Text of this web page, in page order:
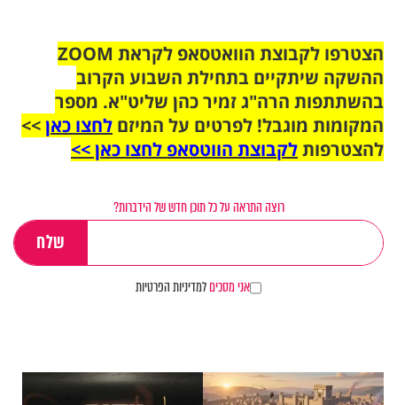
הצטרפו לקבוצת הוואטסאפ לקראת ZOOM
ההשקה שיתקיים בתחילת השבוע הקרוב
בהשתתפות הרה"ג זמיר כהן שליט"א. מספר
המקומות מוגבל! לפרטים על המיזם לחצו כאן>>
להצטרפותלקבוצת הווטסאפ לחצו כאן >>
רוצה התראה על כל תוכן חדש של הידברות?
אני מסכיםלמדיניות הפרטיות